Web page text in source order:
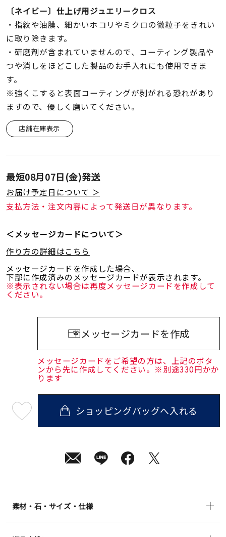
価格 ¥0
在庫 在庫ありのみ すべて表示
〔ネイビー〕仕上げ用ジュエリークロス
・指紋や油膜、細かいホコリやミクロの微粒子をきれい
に取り除きます。
・研磨剤が含まれていませんので、コーティング製品や
つや消しをほどこした製品のお手入れにも使用できま
す。
※強くこすると表面コーティングが剥がれる恐れがあり
ますので、優しく磨いてください。
店舗在庫表示
最短08月07日(金)発送
お届け予定日について ＞
支払方法・注文内容によって発送日が異なります。
＜メッセージカードについて＞
作り方の詳細はこちら
メッセージカードを作成した場合、
下部に作成済みのメッセージカードが表示されます。
※表示されない場合は再度メッセージカードを作成して
ください。
メッセージカードを作成
メッセージカードをご希望の方は、上記のボタ
ンから先に作成してください。※別途330円かか
ります
08
ショッピングバッグへ入れる
素材・石・サイズ・仕様